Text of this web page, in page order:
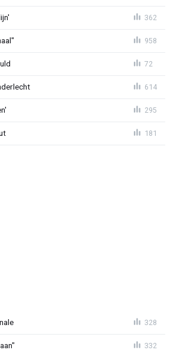
362
958
72
614
295
181
328
332